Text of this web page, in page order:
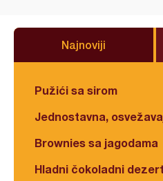
Najnoviji
Pužići sa sirom
Jednostavna,
Brownies sa jagodama
Hladni čokoladni dezert